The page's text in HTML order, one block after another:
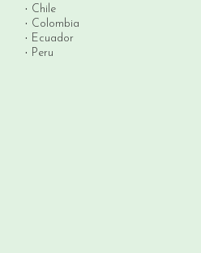
Chile
Colombia
Ecuador
Peru